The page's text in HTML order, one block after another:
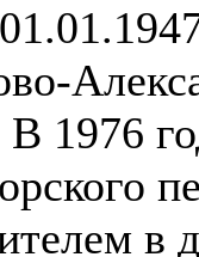
1976
в